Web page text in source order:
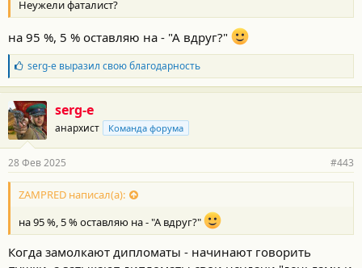
Неужели фаталист?
на 95 %, 5 % оставляю на - "А вдруг?"
Б
л
а
г
о
д
а
н
о
с
и
:
serg-eвыразил свою благодарность
serg-e
анархист Команда форума
28 Фев 2025 #443
ZAMPRED написал(а):
на 95 %, 5 % оставляю на - "А вдруг?"
Когда замолкают дипломаты - начинают говорить